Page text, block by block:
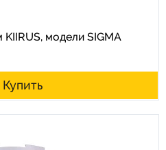
KIIRUS, модели SIGMA
Купить